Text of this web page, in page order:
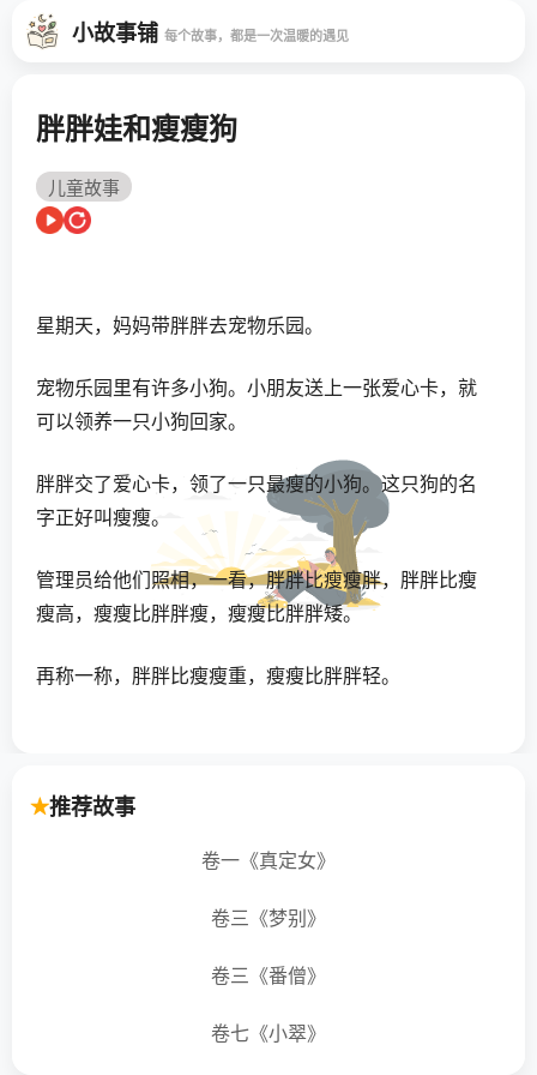
小故事铺 每个故事，都是一次温暖的遇见
胖胖娃和瘦瘦狗
儿童故事
星期天，妈妈带胖胖去宠物乐园。
宠物乐园里有许多小狗。小朋友送上一张爱心卡，就
可以领养一只小狗回家。
胖胖交了爱心卡，领了一只最瘦的小狗。这只狗的名
字正好叫瘦瘦。
管理员给他们照相，一看，胖胖比瘦瘦胖，胖胖比瘦
瘦高，瘦瘦比胖胖瘦，瘦瘦比胖胖矮。
再称一称，胖胖比瘦瘦重，瘦瘦比胖胖轻。
推荐故事
卷一《真定女》
卷三《梦别》
卷三《番僧》
卷七《小翠》